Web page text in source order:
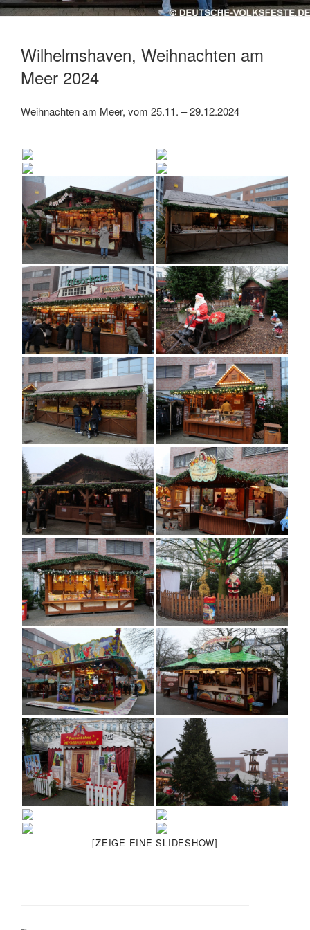
Wilhelmshaven, Weihnachten am
Meer 2024
Weihnachten am Meer, vom 25.11. – 29.12.2024
[ZEIGE EINE SLIDESHOW]